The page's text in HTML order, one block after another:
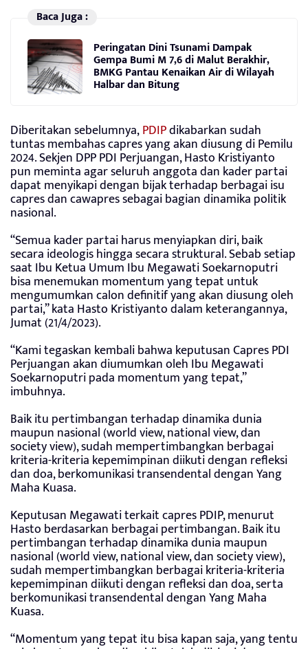
Baca Juga :
Peringatan Dini Tsunami Dampak
Gempa Bumi M 7,6 di Malut Berakhir,
BMKG Pantau Kenaikan Air di Wilayah
Halbar dan Bitung
Diberitakan sebelumnya,PDIPdikabarkan sudah
tuntas membahas capres yang akan diusung di Pemilu
2024. Sekjen DPP PDI Perjuangan, Hasto Kristiyanto
pun meminta agar seluruh anggota dan kader partai
dapat menyikapi dengan bijak terhadap berbagai isu
capres dan cawapres sebagai bagian dinamika politik
nasional.
“Semua kader partai harus menyiapkan diri, baik
secara ideologis hingga secara struktural. Sebab setiap
saat Ibu Ketua Umum Ibu Megawati Soekarnoputri
bisa menemukan momentum yang tepat untuk
mengumumkan calon definitif yang akan diusung oleh
partai,” kata Hasto Kristiyanto dalam keterangannya,
Jumat (21/4/2023).
“Kami tegaskan kembali bahwa keputusan Capres PDI
Perjuangan akan diumumkan oleh Ibu Megawati
Soekarnoputri pada momentum yang tepat,”
imbuhnya.
Baik itu pertimbangan terhadap dinamika dunia
maupun nasional (world view, national view, dan
society view), sudah mempertimbangkan berbagai
kriteria-kriteria kepemimpinan diikuti dengan refleksi
dan doa, berkomunikasi transendental dengan Yang
Maha Kuasa.
Keputusan Megawati terkait capres PDIP, menurut
Hasto berdasarkan berbagai pertimbangan. Baik itu
pertimbangan terhadap dinamika dunia maupun
nasional (world view, national view, dan society view),
sudah mempertimbangkan berbagai kriteria-kriteria
kepemimpinan diikuti dengan refleksi dan doa, serta
berkomunikasi transendental dengan Yang Maha
Kuasa.
“Momentum yang tepat itu bisa kapan saja, yang tentu